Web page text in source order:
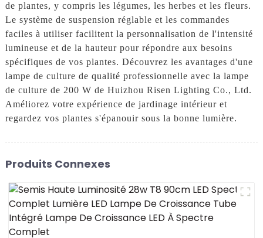
de plantes, y compris les légumes, les herbes et les fleurs.
Le système de suspension réglable et les commandes
faciles à utiliser facilitent la personnalisation de l'intensité
lumineuse et de la hauteur pour répondre aux besoins
spécifiques de vos plantes. Découvrez les avantages d'une
lampe de culture de qualité professionnelle avec la lampe
de culture de 200 W de Huizhou Risen Lighting Co., Ltd.
Améliorez votre expérience de jardinage intérieur et
regardez vos plantes s'épanouir sous la bonne lumière.
Produits Connexes